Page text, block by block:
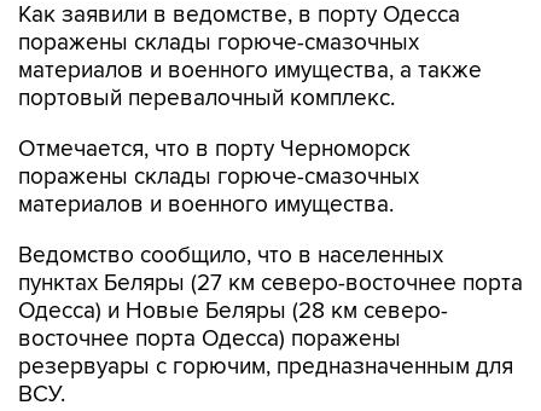
Как заявили в ведомстве, в порту Одесса
поражены склады горюче-смазочных
материалов и военного имущества, а также
портовый перевалочный комплекс.
Отмечается, что в порту Черноморск
поражены склады горюче-смазочных
материалов и военного имущества.
Ведомство сообщило, что в населенных
пунктах Беляры (27 км северо-восточнее порта
Одесса) и Новые Беляры (28 км северо-
восточнее порта Одесса) поражены
резервуары с горючим, предназначенным для
ВСУ.